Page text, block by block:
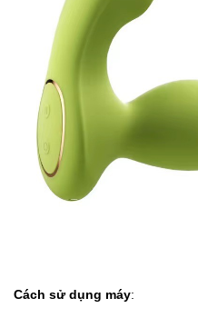
Cách sử dụng máy: